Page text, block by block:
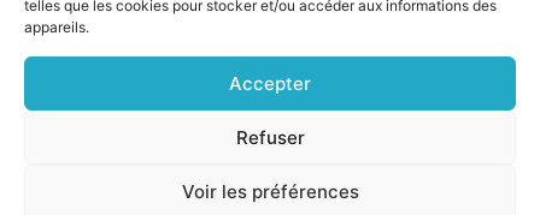
telles que les cookies pour stocker et/ou accéder aux informations des
appareils.
Accepter
Refuser
Voir les préférences
NOTE PRATIQUE - EDUCATION
Le programme pHARe : quel déploiement à
Dans le cadre du déploiement du programme pHARe
rendu obligatoire au sein de l’ensemble des